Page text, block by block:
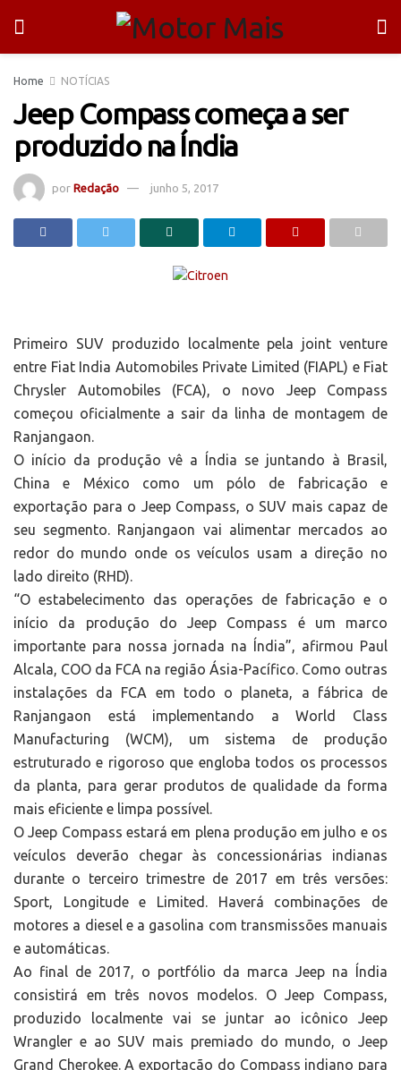
Home NOTÍCIAS
Jeep Compass começa a ser
produzido na Índia
por Redação junho 5, 2017
Primeiro SUV produzido localmente pela joint venture
entre Fiat India Automobiles Private Limited (FIAPL) e Fiat
Chrysler Automobiles (FCA), o novo Jeep Compass
começou oficialmente a sair da linha de montagem de
Ranjangaon.
O início da produção vê a Índia se juntando à Brasil,
China e México como um pólo de fabricação e
exportação para o Jeep Compass, o SUV mais capaz de
seu segmento. Ranjangaon vai alimentar mercados ao
redor do mundo onde os veículos usam a direção no
lado direito (RHD).
“O estabelecimento das operações de fabricação e o
início da produção do Jeep Compass é um marco
importante para nossa jornada na Índia”, afirmou Paul
Alcala, COO da FCA na região Ásia-Pacífico. Como outras
instalações da FCA em todo o planeta, a fábrica de
Ranjangaon está implementando a World Class
Manufacturing (WCM), um sistema de produção
estruturado e rigoroso que engloba todos os processos
da planta, para gerar produtos de qualidade da forma
mais eficiente e limpa possível.
O Jeep Compass estará em plena produção em julho e os
veículos deverão chegar às concessionárias indianas
durante o terceiro trimestre de 2017 em três versões:
Sport, Longitude e Limited. Haverá combinações de
motores a diesel e a gasolina com transmissões manuais
e automáticas.
Ao final de 2017, o portfólio da marca Jeep na Índia
consistirá em três novos modelos. O Jeep Compass,
produzido localmente vai se juntar ao icônico Jeep
Wrangler e ao SUV mais premiado do mundo, o Jeep
Grand Cherokee. A exportação do Compass indiano para